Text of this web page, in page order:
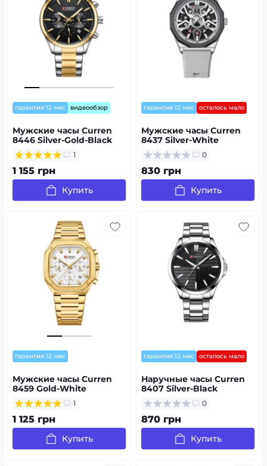
гарантия 12 мес видеообзор
Мужские часы Curren
8446 Silver-Gold-Black
1
1 155 грн
Купить
гарантия 12 мес осталось мало
Мужские часы Curren
8437 Silver-White
0
830 грн
Купить
гарантия 12 мес
Мужские часы Curren
8459 Gold-White
1
1 125 грн
Купить
гарантия 12 мес осталось мало
Наручные часы Curren
8407 Silver-Black
0
870 грн
Купить